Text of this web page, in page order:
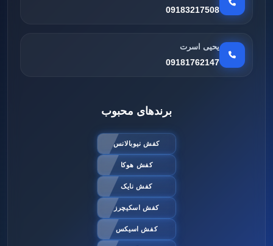
09183217508
یحیی اسرت
09181762147
برندهای محبوب
کفش نیوبالانس
کفش هوکا
کفش نایک
کفش اسکیچرز
کفش اسیکس